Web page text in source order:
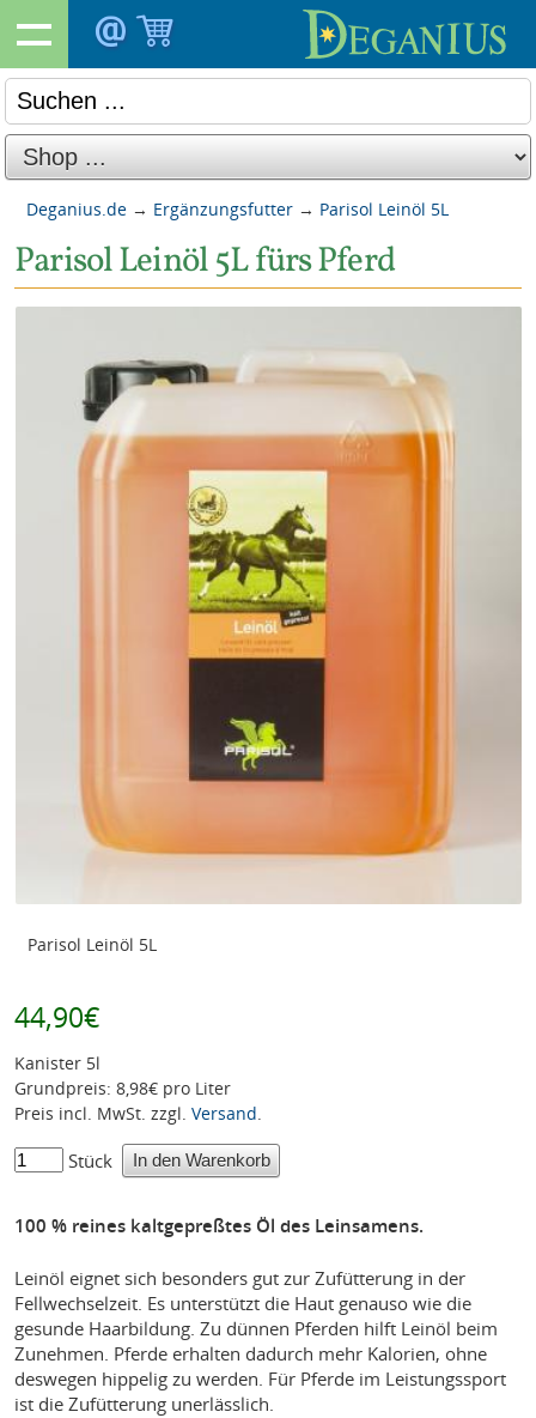
Deganius.de → Ergänzungsfutter → Parisol Leinöl 5L
Parisol Leinöl 5L fürs Pferd
Parisol Leinöl 5L
44,90€
Kanister 5l
Grundpreis: 8,98€ pro Liter
Preis incl. MwSt. zzgl.Versand
Stück
100 % reines kaltgepreßtes Öl des Leinsamens.
Leinöl eignet sich besonders gut zur Zufütterung in der
Fellwechselzeit. Es unterstützt die Haut genauso wie die
gesunde Haarbildung. Zu dünnen Pferden hilft Leinöl beim
Zunehmen. Pferde erhalten dadurch mehr Kalorien, ohne
deswegen hippelig zu werden. Für Pferde im Leistungssport
ist die Zufütterung unerlässlich.